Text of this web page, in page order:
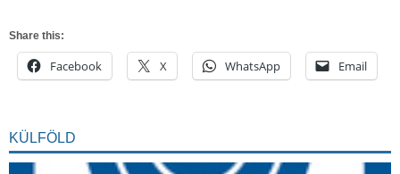
Share this:
Facebook X WhatsApp Email
KÜLFÖLD